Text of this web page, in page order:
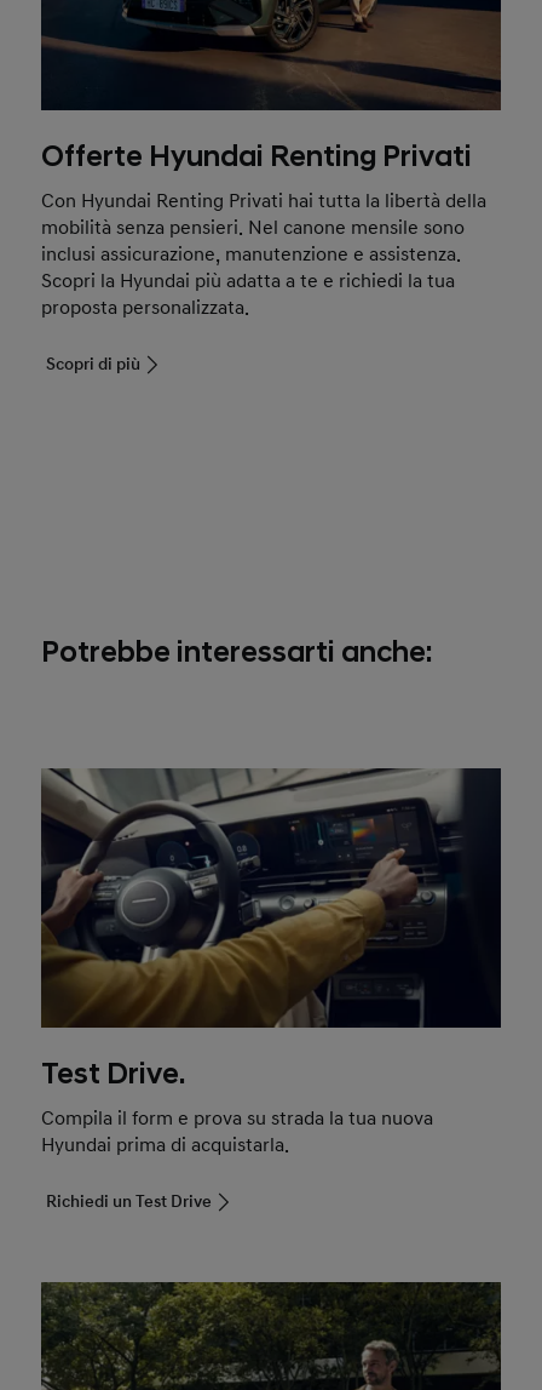
Offerte Hyundai Renting Privati
Con Hyundai Renting Privati hai tutta la libertà della
mobilità senza pensieri. Nel canone mensile sono
inclusi assicurazione, manutenzione e assistenza.
Scopri la Hyundai più adatta a te e richiedi la tua
proposta personalizzata.
Scopri di più
Potrebbe interessarti anche:
Test Drive.
Compila il form e prova su strada la tua nuova
Hyundai prima di acquistarla.
Richiedi un Test Drive